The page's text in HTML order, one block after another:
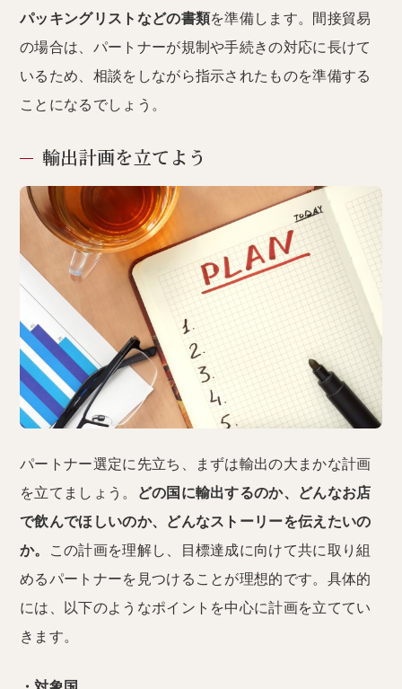
パッキングリストなどの書類を準備します。間接貿易
の場合は、パートナーが規制や手続きの対応に長けて
いるため、相談をしながら指示されたものを準備する
ことになるでしょう。
輸出計画を立てよう
パートナー選定に先立ち、まずは輸出の大まかな計画
を立てましょう。
どの国に輸出するのか、どんなお店
で飲んでほしいのか、どんなストーリーを伝えたいの
か。
この計画を理解し、目標達成に向けて共に取り組
めるパートナーを見つけることが理想的です。具体的
には、以下のようなポイントを中心に計画を立ててい
きます。